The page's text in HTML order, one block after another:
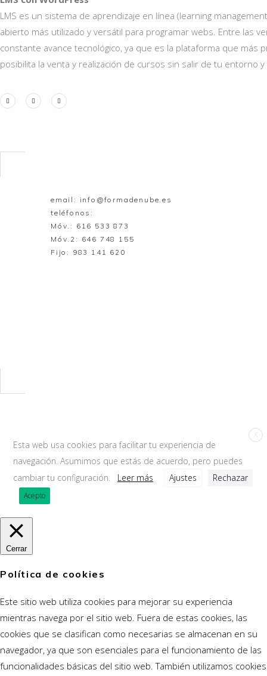
LMS es un sistema de aprendizaje en línea (learning
abierto más utilizado y versátil para programar webs. Entre las
constante avance tecnológico, ya que es la plataforma que
posibilita la venta y realización de cursos sin salir de tu entorno
email: info@formadenube.es
teléfonos:
Móv.: 616 533 873
Móv.2: 646 748 155
Fijo: 983 141 620
X
Esta web usa cookies para facilitar tu experiencia de
navegación. Asumimos que estás de acuerdo, pero puedes
cambiar tu configuración.
Leer más Ajustes Rechazar
Acepto
Cerrar
Política de cookies
Este sitio web utiliza cookies para mejorar su experiencia
mientras navega por el sitio web. Fuera de estas cookies, las
cookies que se clasifican como necesarias se almacenan en su
navegador, ya que son esenciales para el funcionamiento de las
funcionalidades básicas del sitio web. También utilizamos cookies